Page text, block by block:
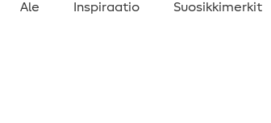
Ale Inspiraatio Suosikkimerkit